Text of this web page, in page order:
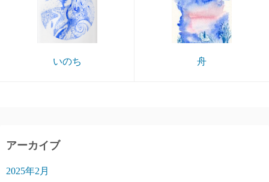
いのち 舟
アーカイブ
2025年2月